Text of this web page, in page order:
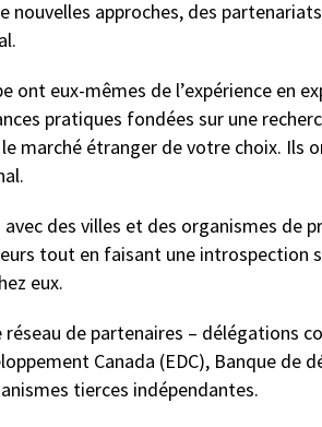
nouvelles approches, des
ont eux-mêmes de l’expérience en
pratiques fondées sur une
marché étranger de votre choix. Ils
des villes et des organismes
tout en faisant une introspection
eux.
de partenaires – délégations
Canada (EDC), Banque de
tierces indépendantes.